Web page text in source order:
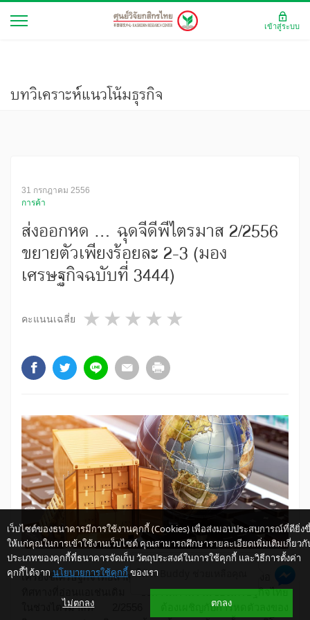
บทวิเคราะห์แนวโน้มธุรกิจ
31 กรกฎาคม 2556
การค้า
ส่งออกหด ... ฉุดจีดีพีไตรมาส 2/2556
ขยายตัวเพียงร้อยละ 2-3 (มอง
เศรษฐกิจฉบับที่ 3444)
คะแนนเฉลี่ย 4 stars
3 stars
2 stars
1 star
เครื่องชี้เศรษฐกิจไทยล่าสุดในเดือนมิ.ย. 2556 ยังคงอยู่ใน
ทิศทางที่อ่อนแอเช่นเดิม ซึ่งทำให้ภาพรวมของเศรษฐกิจไทย
ในช่วงไตรมาสที่ 2/2556 ต้องเผชิญกับการหดตัวลงของ
เว็บไซต์ของธนาคารมีการใช้งานคุกกี้ (Cookies) เพื่อส่งมอบประสบการณ์ที่ดียิ่ง
ให้แก่คุณในการเข้าใช้งานเว็บไซต์ คุณสามารถศึกษารายละเอียดเพิ่มเติมเกี่ยวกั
ประเภทของคุกกี้ที่ธนาคารจัดเก็บ วัตถุประสงค์ในการใช้คุกกี้ และวิธีการตั้งค่า
คุกกี้ได้จาก นโยบายการใช้คุกกี้ ของเรา
ไม่ตกลง ตกลง
เข้าสู่ระบบ
ให้ K-Buddy ช่วยเหลือคุณ